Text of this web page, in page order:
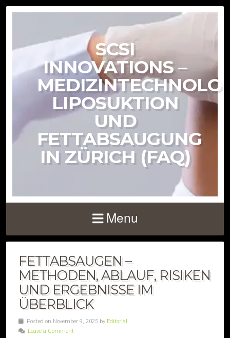
SCSI
INNOVATIONS –
LIPOSUKTION
UND
FETTABSAUGUNG
IN ZÜRICH (FAQ)
Menu
FETTABSAUGEN –
METHODEN, ABLAUF, RISIKEN
UND ERGEBNISSE IM
ÜBERBLICK
Posted on November 9, 2025 by Editorial
Leave a Comment